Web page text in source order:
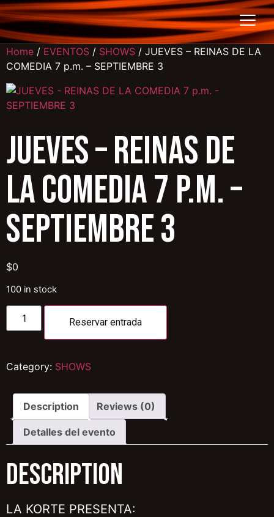
Home / EVENTOS / SHOWS / JUEVES – REINAS DE LA
COMEDIA 7 p.m. – SEPTIEMBRE 3
JUEVES – REINAS DE
LA COMEDIA 7 p.m. –
SEPTIEMBRE 3
$0
100 in stock
Reservar entrada
Category: SHOWS
Description Reviews (0)
Detalles del evento
Description
LA KORTE PRESENTA: